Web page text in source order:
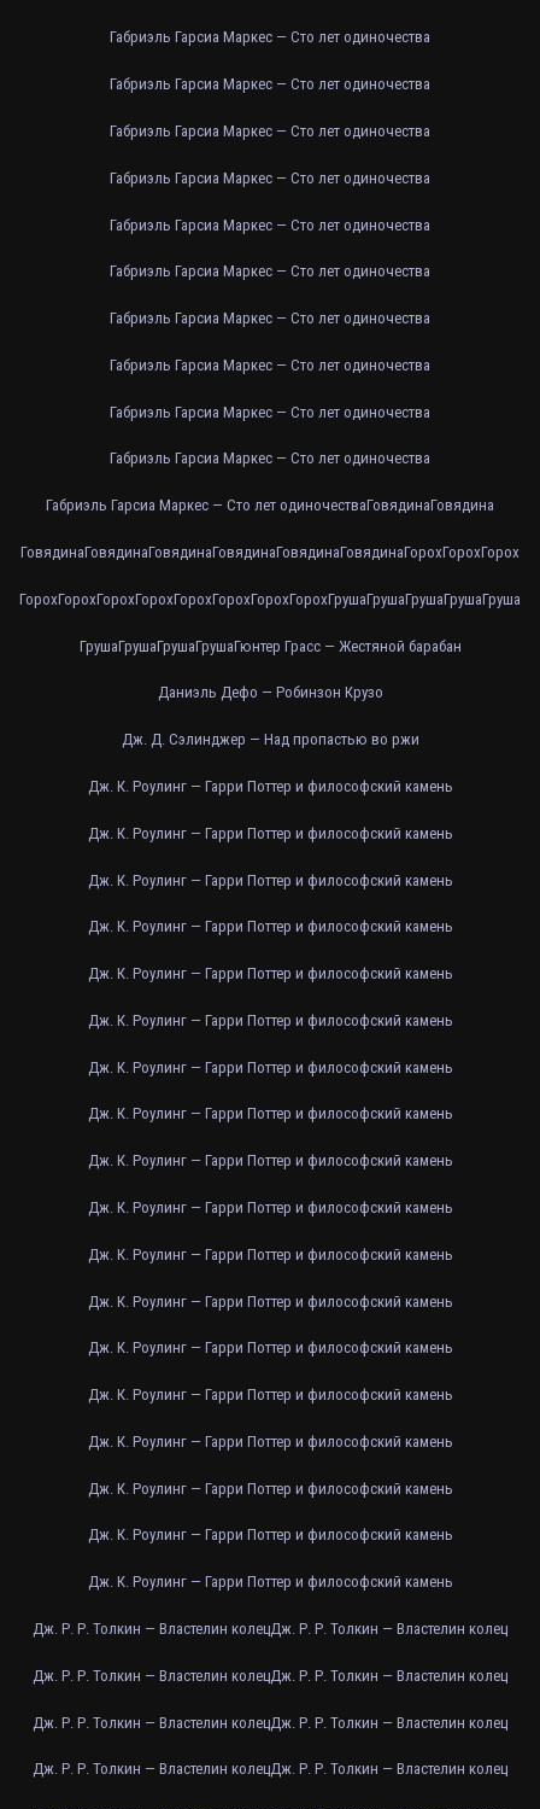
Габриэль Гарсиа Маркес — Сто лет одиночества
Габриэль Гарсиа Маркес — Сто лет одиночества
Габриэль Гарсиа Маркес — Сто лет одиночества
Габриэль Гарсиа Маркес — Сто лет одиночества
Габриэль Гарсиа Маркес — Сто лет одиночества
Габриэль Гарсиа Маркес — Сто лет одиночества
Габриэль Гарсиа Маркес — Сто лет одиночества
Габриэль Гарсиа Маркес — Сто лет одиночества
Габриэль Гарсиа Маркес — Сто лет одиночества
Габриэль Гарсиа Маркес — Сто лет одиночества
Габриэль Гарсиа Маркес — Сто лет одиночестваГовядинаГовядина
ГовядинаГовядинаГовядинаГовядинаГовядинаГовядинаГорохГорохГорох
ГорохГорохГорохГорохГорохГорохГорохГорохГрушаГрушаГрушаГрушаГруша
ГрушаГрушаГрушаГрушаГюнтер Грасс — Жестяной барабан
Даниэль Дефо — Робинзон Крузо
Дж. Д. Сэлинджер — Над пропастью во ржи
Дж. К. Роулинг — Гарри Поттер и философский камень
Дж. К. Роулинг — Гарри Поттер и философский камень
Дж. К. Роулинг — Гарри Поттер и философский камень
Дж. К. Роулинг — Гарри Поттер и философский камень
Дж. К. Роулинг — Гарри Поттер и философский камень
Дж. К. Роулинг — Гарри Поттер и философский камень
Дж. К. Роулинг — Гарри Поттер и философский камень
Дж. К. Роулинг — Гарри Поттер и философский камень
Дж. К. Роулинг — Гарри Поттер и философский камень
Дж. К. Роулинг — Гарри Поттер и философский камень
Дж. К. Роулинг — Гарри Поттер и философский камень
Дж. К. Роулинг — Гарри Поттер и философский камень
Дж. К. Роулинг — Гарри Поттер и философский камень
Дж. К. Роулинг — Гарри Поттер и философский камень
Дж. К. Роулинг — Гарри Поттер и философский камень
Дж. К. Роулинг — Гарри Поттер и философский камень
Дж. К. Роулинг — Гарри Поттер и философский камень
Дж. К. Роулинг — Гарри Поттер и философский камень
Дж. Р. Р. Толкин — Властелин колецДж. Р. Р. Толкин — Властелин колец
Дж. Р. Р. Толкин — Властелин колецДж. Р. Р. Толкин — Властелин колец
Дж. Р. Р. Толкин — Властелин колецДж. Р. Р. Толкин — Властелин колец
Дж. Р. Р. Толкин — Властелин колецДж. Р. Р. Толкин — Властелин колец